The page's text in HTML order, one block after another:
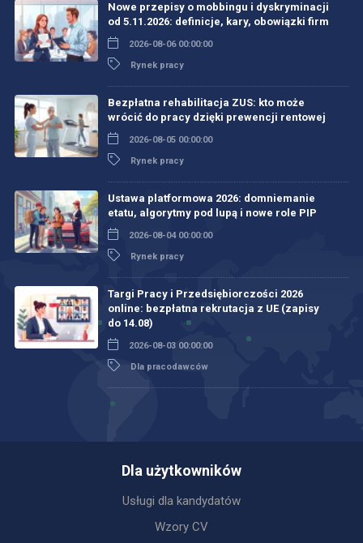
Nowe przepisy o mobbingu i dyskryminacji
od 5.11.2026: definicje, kary, obowiązki firm
2026-08-06 00:00:00
Rynek pracy
Bezpłatna rehabilitacja ZUS: kto może
wrócić do pracy dzięki prewencji rentowej
2026-08-05 00:00:00
Rynek pracy
Ustawa platformowa 2026: domniemanie
etatu, algorytmy pod lupą i nowe role PIP
2026-08-04 00:00:00
Rynek pracy
Targi Pracy i Przedsiębiorczości 2026
online: bezpłatna rekrutacja z UE (zapisy
do 14.08)
2026-08-03 00:00:00
Dla pracodawców
Dla użytkowników
Usługi dla kandydatów
Wzory CV